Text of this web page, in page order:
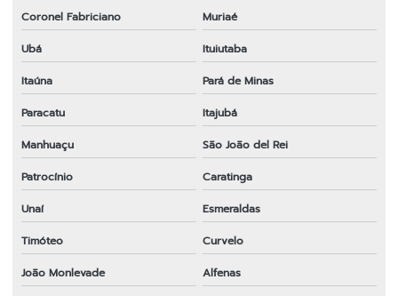
Coronel Fabriciano
Muriaé
Ubá
Ituiutaba
Itaúna
Pará de Minas
Paracatu
Itajubá
Manhuaçu
São João del Rei
Patrocínio
Caratinga
Unaí
Esmeraldas
Timóteo
Curvelo
João Monlevade
Alfenas